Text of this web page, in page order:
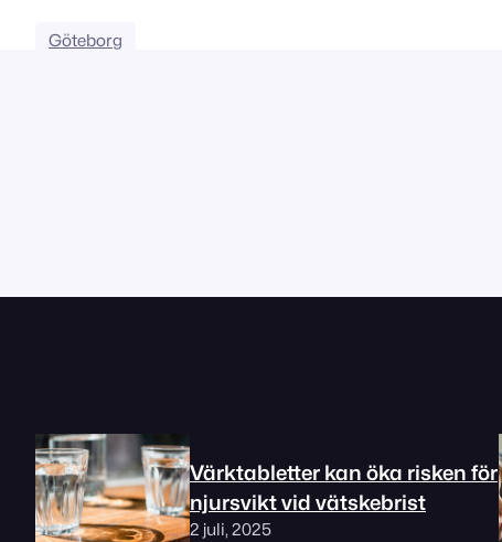
Göteborg
Värktabletter kan öka risken för
njursvikt vid vätskebrist
2 juli, 2025